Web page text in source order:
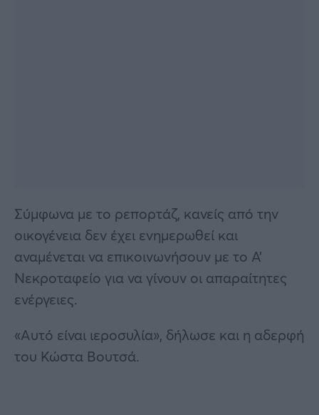
Σύμφωνα με το ρεπορτάζ, κανείς από την
οικογένεια δεν έχει ενημερωθεί και
αναμένεται να επικοινωνήσουν με το Α’
Νεκροταφείο για να γίνουν οι απαραίτητες
ενέργειες.
«Αυτό είναι ιεροσυλία», δήλωσε και η αδερφή
του Κώστα Βουτσά.